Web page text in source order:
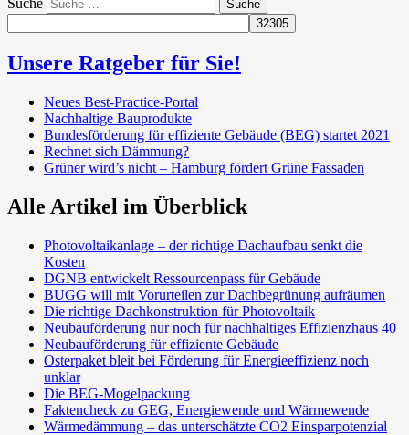
Suche
Unsere Ratgeber für Sie!
Neues Best-Practice-Portal
Nachhaltige Bauprodukte
Bundesförderung für effiziente Gebäude (BEG) startet 2021
Rechnet sich Dämmung?
Grüner wird’s nicht – Hamburg fördert Grüne Fassaden
Alle Artikel im Überblick
Photovoltaikanlage – der richtige Dachaufbau senkt die
Kosten
DGNB entwickelt Ressourcenpass für Gebäude
BUGG will mit Vorurteilen zur Dachbegrünung aufräumen
Die richtige Dachkonstruktion für Photovoltaik
Neubauförderung nur noch für nachhaltiges Effizienzhaus 40
Neubauförderung für effiziente Gebäude
Osterpaket bleit bei Förderung für Energieeffizienz noch
unklar
Die BEG-Mogelpackung
Faktencheck zu GEG, Energiewende und Wärmewende
Wärmedämmung – das unterschätzte CO2 Einsparpotenzial